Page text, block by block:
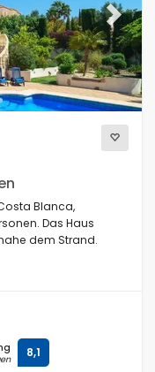
Next
Blanca,
Das Haus
dem Strand.
8,1